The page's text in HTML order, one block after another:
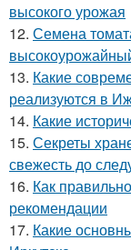
высокого урожая
12. Семена
13. Какие
реализуются в
14. Какие
15. Секреты
свежесть до
16. Как
рекомендации
17. Какие